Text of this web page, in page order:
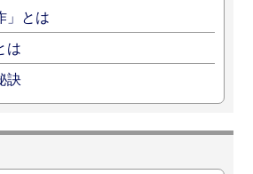
」とは
は
訣